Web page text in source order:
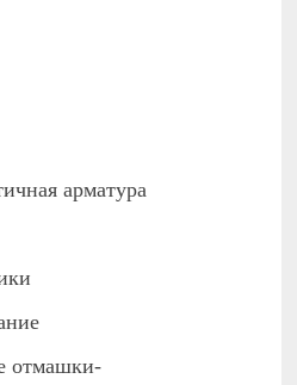
арматура
отмашки-